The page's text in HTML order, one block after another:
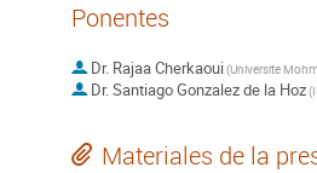
Ponentes
Dr. Rajaa Cherkaoui(
Dr.Santiago Gonzalez de la Hoz(
Materiales de la